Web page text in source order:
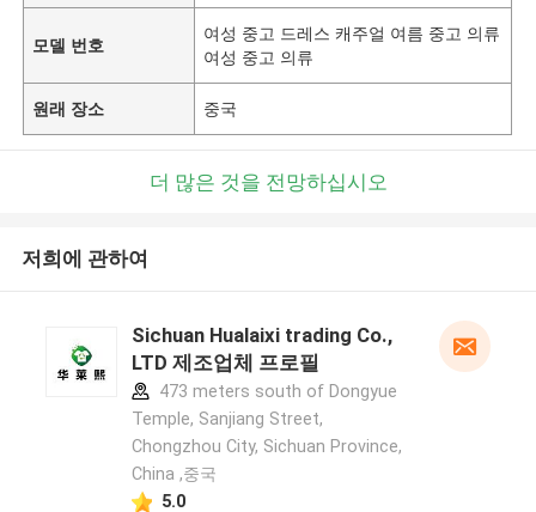
모델 번호
여성 중고 드레스 캐주얼 여름 중고 의류
여성 중고 의류
원래 장소 중국
더 많은 것을 전망하십시오
저희에 관하여
Sichuan Hualaixi trading Co.,
LTD 제조업체 프로필
473 meters south of Dongyue
Temple, Sanjiang Street,
Chongzhou City, Sichuan Province,
China ,중국
5.0